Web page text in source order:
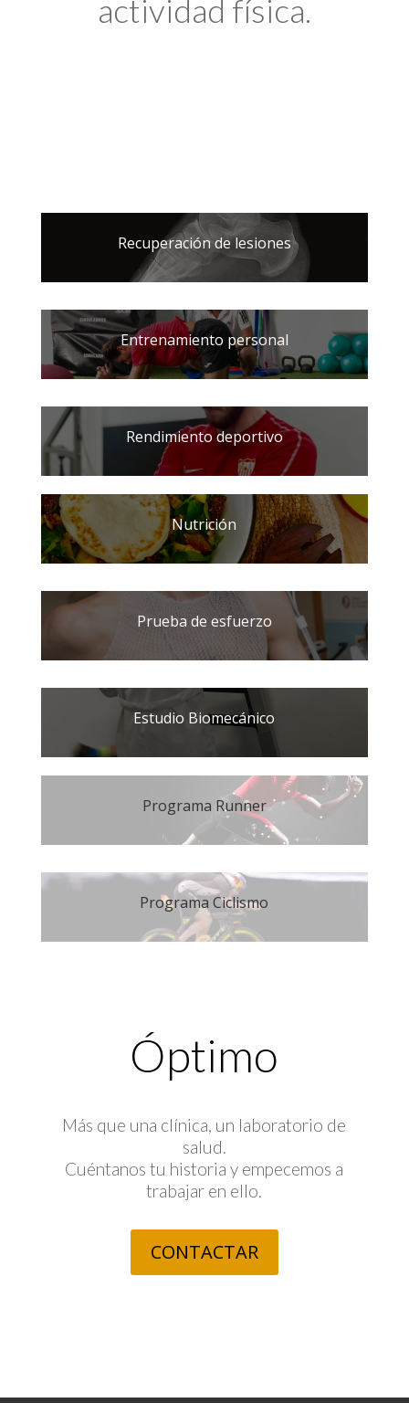
actividad física.
Recuperación de lesiones
Entrenamiento personal
Rendimiento deportivo
Nutrición
Prueba de esfuerzo
Estudio Biomecánico
Programa Runner
Programa Ciclismo
Óptimo
Más que una clínica, un laboratorio de
salud.
Cuéntanos tu historia y empecemos a
trabajar en ello.
CONTACTAR